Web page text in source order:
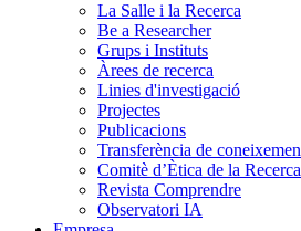
La Salle i la Recerca
Be a Researcher
Grups i Instituts
Àrees de recerca
Linies d'investigació
Projectes
Publicacions
Transferència de
Comitè d’Ètica de la
Revista Comprendre
Observatori IA